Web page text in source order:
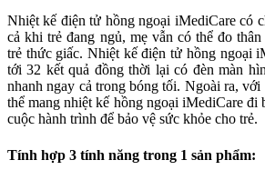
Nhiệt kế điện tử hồng ngoại iMediCare có
cả khi trẻ đang ngủ, mẹ vẫn có thể đo
trẻ thức giấc. Nhiệt kế điện tử hồng ngoại
tới 32 kết quả đồng thời lại có đèn màn
nhanh ngay cả trong bóng tối. Ngoài ra,
thể mang nhiệt kế hồng ngoại iMediCare đi
cuộc hành trình để bảo vệ sức khỏe cho trẻ.
Tính hợp 3 tính năng trong 1 sản phẩm: